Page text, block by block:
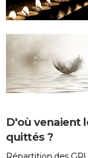
S'inscrire
Se connecter
Lycées
Collèges
Primaires
Universités
Entreprises
Service militaire
Avis de recherche
AVIS DE DÉCÈS
Bricolage
Lifestyle
Culture
Television
Voyage
D'où venaient
quittés ?